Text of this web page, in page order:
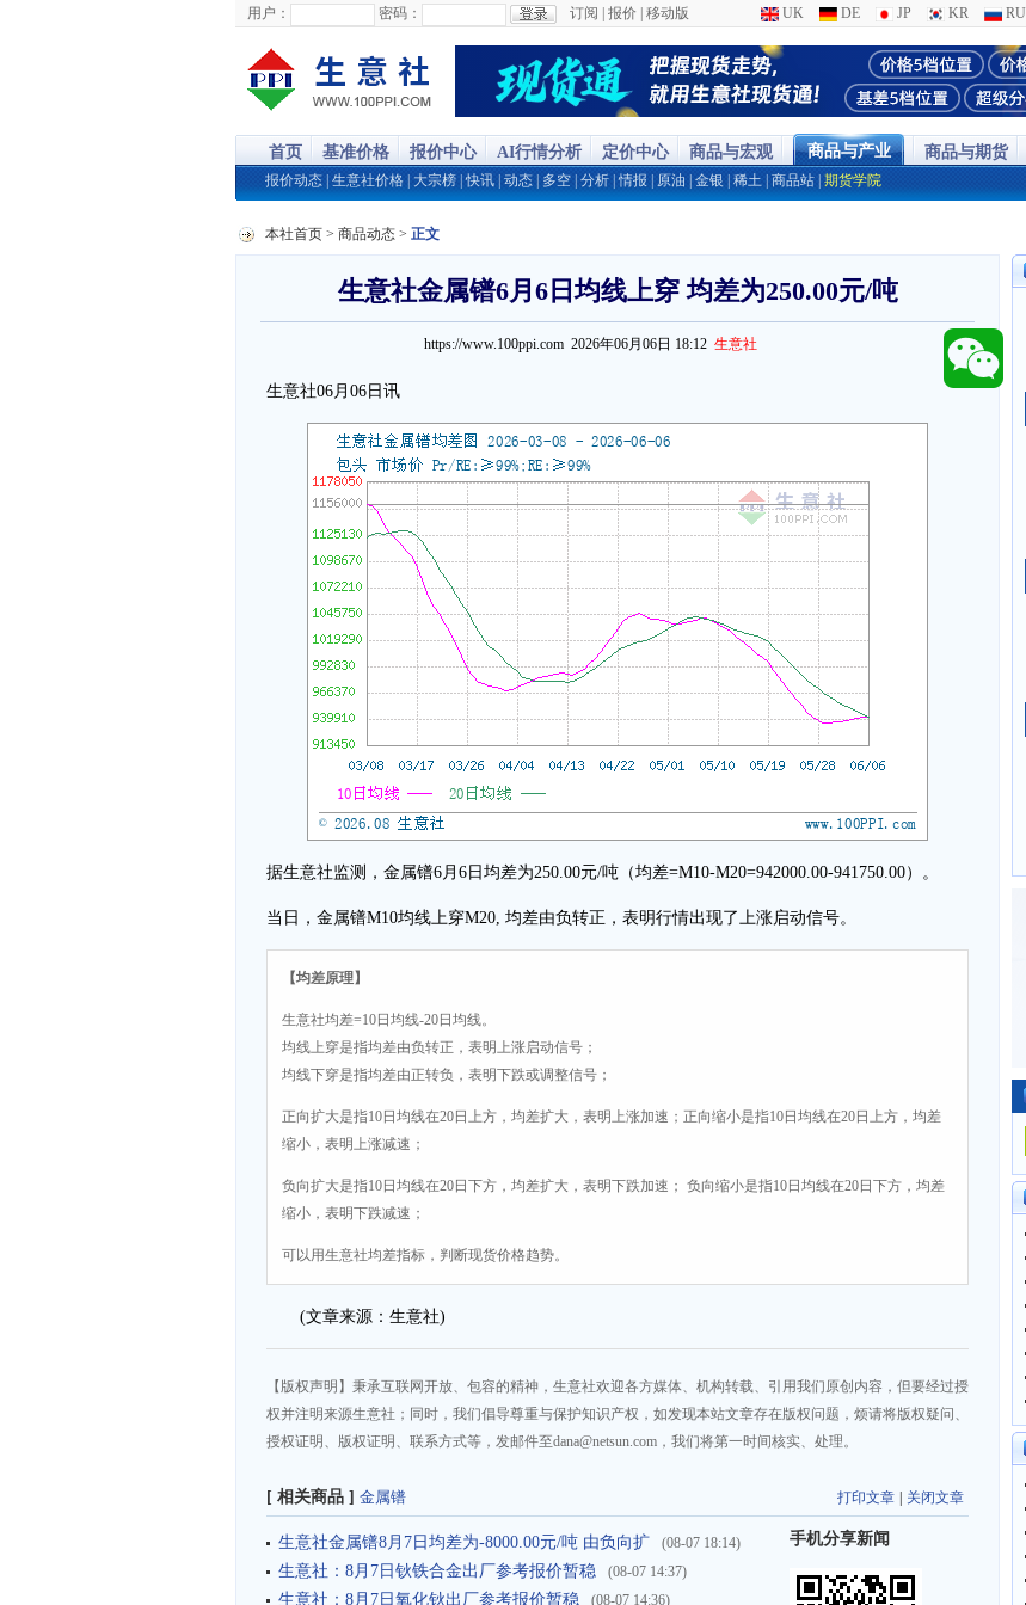
用户： 密码： 订阅 报价 移动版 UK DE JP KR RU
首页 基准价格 报价中心 AI行情分析 定价中心 商品与宏观 商品与产业 商品与期货
报价动态 生意社价格 大宗榜 |快讯 动态 多空 分析 |情报 原油 金银 稀土 商品站 期货学院
本社首页 > 商品动态 > 正文
生意社金属镨6月6日均线上穿 均差为250.00元/吨
https://www.100ppi.com 2026年06月06日 18:12 生意社
生意社06月06日讯
据生意社监测，金属镨6月6日均差为250.00元/吨（均差=M10-M20=942000.00-941750.00）。
当日，金属镨M10均线上穿M20, 均差由负转正，表明行情出现了上涨启动信号。
【均差原理】
生意社均差=10日均线-20日均线。
均线上穿是指均差由负转正，表明上涨启动信号；
均线下穿是指均差由正转负，表明下跌或调整信号；
正向扩大是指10日均线在20日上方，均差扩大，表明上涨加速；正向缩小是指10日均线在20日上方，均差
缩小，表明上涨减速；
负向扩大是指10日均线在20日下方，均差扩大，表明下跌加速； 负向缩小是指10日均线在20日下方，均差
缩小，表明下跌减速；
可以用生意社均差指标，判断现货价格趋势。
(文章来源：生意社)
【版权声明】秉承互联网开放、包容的精神，生意社欢迎各方媒体、机构转载、引用我们原创内容，但要经过授
权并注明来源生意社；同时，我们倡导尊重与保护知识产权，如发现本站文章存在版权问题，烦请将版权疑问、
授权证明、版权证明、联系方式等，发邮件至dana@netsun.com，我们将第一时间核实、处理。
打印文章 关闭文章
[ 相关商品 ] 金属镨
生意社金属镨8月7日均差为-8000.00元/吨 由负向扩 (08-07 18:14)
生意社：8月7日钬铁合金出厂参考报价暂稳 (08-07 14:37)
生意社：8月7日氧化钬出厂参考报价暂稳 (08-07 14:36)
手机分享新闻